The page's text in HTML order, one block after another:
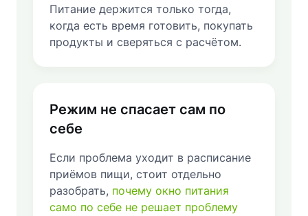
Питание держится только тогда,
когда есть время готовить, покупать
продукты и сверяться с расчётом.
Режим не спасает сам по
себе
Если проблема уходит в расписание
приёмов пищи, стоит отдельно
разобрать, почему окно питания
само по себе не решает проблему